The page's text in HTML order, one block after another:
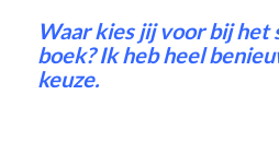
Waar kies jij voor bij het
boek? Ik heb heel
keuze.